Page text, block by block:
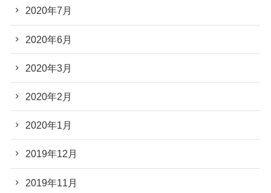
2020年7月
2020年6月
2020年3月
2020年2月
2020年1月
2019年12月
2019年11月